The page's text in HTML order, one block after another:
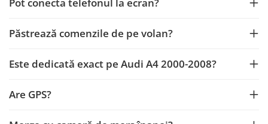
Păstrează comenzile de pe volan?
Este dedicată exact pe Audi A4 2000-2008?
Are GPS?